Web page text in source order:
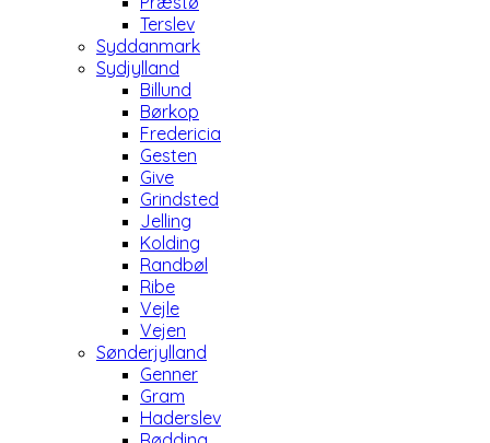
Terslev
Syddanmark
Sydjylland
Billund
Børkop
Fredericia
Gesten
Give
Grindsted
Jelling
Kolding
Randbøl
Ribe
Vejle
Vejen
Sønderjylland
Genner
Gram
Haderslev